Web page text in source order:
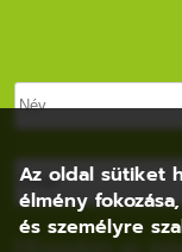
Az oldal sütiket
élmény
és személyre